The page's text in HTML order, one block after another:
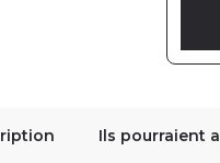
Ils pourraient